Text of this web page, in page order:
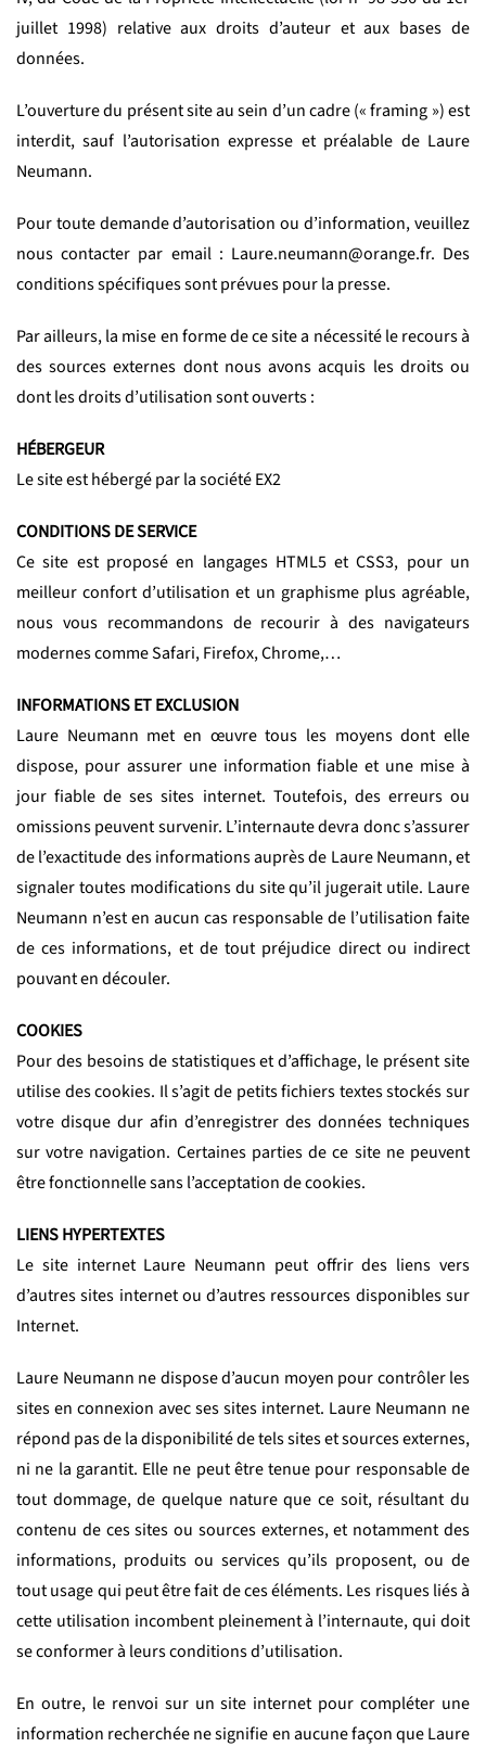
juillet 1998) relative aux droits d’auteur et aux bases de
données.
L’ouverture du présent site au sein d’un cadre (« framing ») est
interdit, sauf l’autorisation expresse et préalable de Laure
Neumann.
Pour toute demande d’autorisation ou d’information, veuillez
nous contacter par email : Laure.neumann@orange.fr. Des
conditions spécifiques sont prévues pour la presse.
Par ailleurs, la mise en forme de ce site a nécessité le recours à
des sources externes dont nous avons acquis les droits ou
dont les droits d’utilisation sont ouverts :
HÉBERGEUR
Le site est hébergé par la société EX2
CONDITIONS DE SERVICE
Ce site est proposé en langages HTML5 et CSS3, pour un
meilleur confort d’utilisation et un graphisme plus agréable,
nous vous recommandons de recourir à des navigateurs
modernes comme Safari, Firefox, Chrome,…
INFORMATIONS ET EXCLUSION
Laure Neumann met en œuvre tous les moyens dont elle
dispose, pour assurer une information fiable et une mise à
jour fiable de ses sites internet. Toutefois, des erreurs ou
omissions peuvent survenir. L’internaute devra donc s’assurer
de l’exactitude des informations auprès de Laure Neumann, et
signaler toutes modifications du site qu’il jugerait utile. Laure
Neumann n’est en aucun cas responsable de l’utilisation faite
de ces informations, et de tout préjudice direct ou indirect
pouvant en découler.
COOKIES
Pour des besoins de statistiques et d’affichage, le présent site
utilise des cookies. Il s’agit de petits fichiers textes stockés sur
votre disque dur afin d’enregistrer des données techniques
sur votre navigation. Certaines parties de ce site ne peuvent
être fonctionnelle sans l’acceptation de cookies.
LIENS HYPERTEXTES
Le site internet Laure Neumann peut offrir des liens vers
d’autres sites internet ou d’autres ressources disponibles sur
Internet.
Laure Neumann ne dispose d’aucun moyen pour contrôler les
sites en connexion avec ses sites internet. Laure Neumann ne
répond pas de la disponibilité de tels sites et sources externes,
ni ne la garantit. Elle ne peut être tenue pour responsable de
tout dommage, de quelque nature que ce soit, résultant du
contenu de ces sites ou sources externes, et notamment des
informations, produits ou services qu’ils proposent, ou de
tout usage qui peut être fait de ces éléments. Les risques liés à
cette utilisation incombent pleinement à l’internaute, qui doit
se conformer à leurs conditions d’utilisation.
En outre, le renvoi sur un site internet pour compléter une
information recherchée ne signifie en aucune façon que Laure